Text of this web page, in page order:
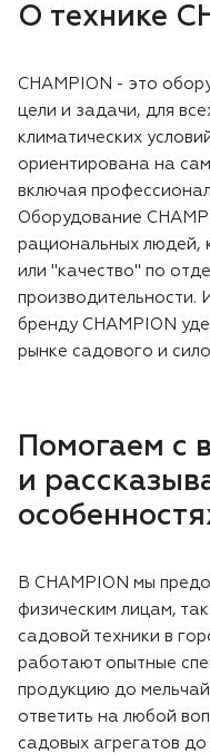
О технике
CHAMPION - это
цели и задачи, для
климатических
ориентирована на
включая
Оборудование
рациональных людей,
или "качество" по
производительности.
бренду CHAMPION
рынке садового и
Помогаем с
и
В CHAMPION мы
физическим лицам,
садовой техники в
работают опытные
продукцию до
ответить на любой
садовых агрегатов